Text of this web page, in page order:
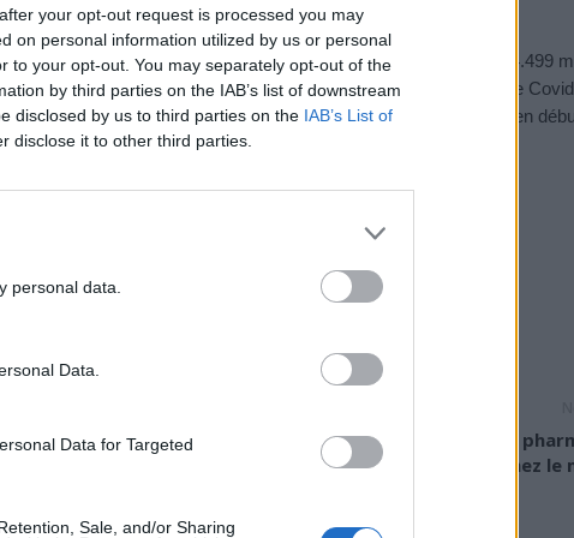
your opt-out request is processed you may
on personal information utilized by us or personal
to your opt-out. You may separately opt-out of the
by third parties on the IAB’s list of downstream
disclosed by us to third parties on the IAB’s List of
disclose it to other third parties.
personal data.
Data.
Data for Targeted
Sale, and/or Sharing
n’est pas meilleure ailleurs… La pandémie a fait plus de 1.114.499
un dernier bilan établi par l’AFP. Plus de 40 millions de cas de
diagnostiqués. L’Irlande et le Pays de Galles se sont reconfinés en
le couvre-feu a été déclaré en Belgique et en Slovénie.
Tests antigéniques : en
chez le